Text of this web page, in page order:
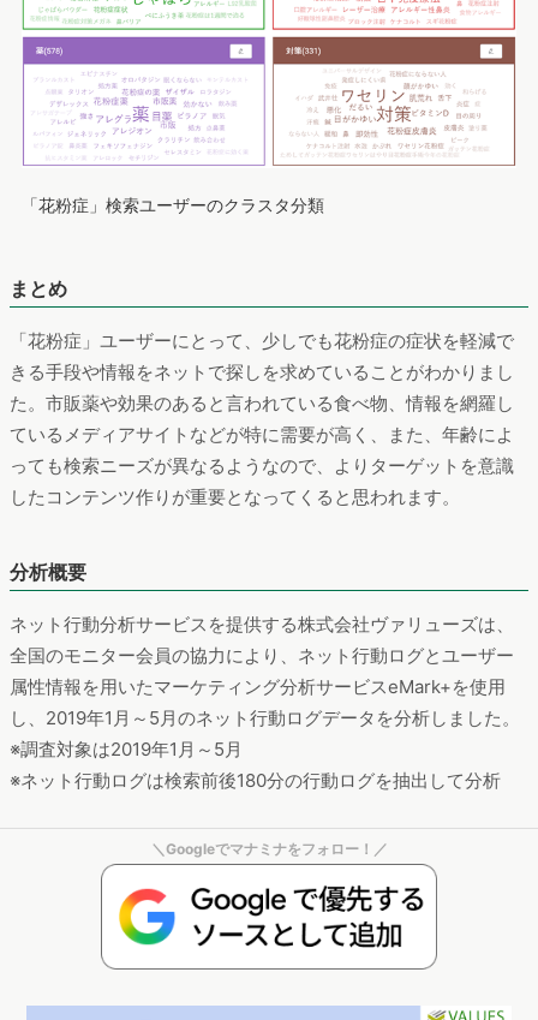
「花粉症」検索ユーザーのクラスタ分類
まとめ
「花粉症」ユーザーにとって、少しでも花粉症の症状を軽減で
きる手段や情報をネットで探しを求めていることがわかりまし
た。市販薬や効果のあると言われている食べ物、情報を網羅し
ているメディアサイトなどが特に需要が高く、また、年齢によ
っても検索ニーズが異なるようなので、よりターゲットを意識
したコンテンツ作りが重要となってくると思われます。
分析概要
ネット行動分析サービスを提供する株式会社ヴァリューズは、
全国のモニター会員の協力により、ネット行動ログとユーザー
属性情報を用いたマーケティング分析サービスeMark+を使用
し、2019年1月～5月のネット行動ログデータを分析しました。
※調査対象は2019年1月～5月
※ネット行動ログは検索前後180分の行動ログを抽出して分析
＼Googleでマナミナをフォロー！／